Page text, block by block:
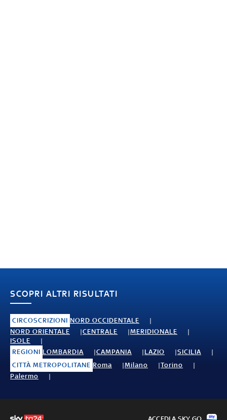
SCOPRI ALTRI RISULTATI
CIRCOSCRIZIONI NORD OCCIDENTALE
NORD ORIENTALE
CENTRALE
MERIDIONALE
ISOLE
REGIONI LOMBARDIA CAMPANIA LAZIO
SICILIA
CITTÀ METROPOLITANE Roma Milano
Torino
Palermo